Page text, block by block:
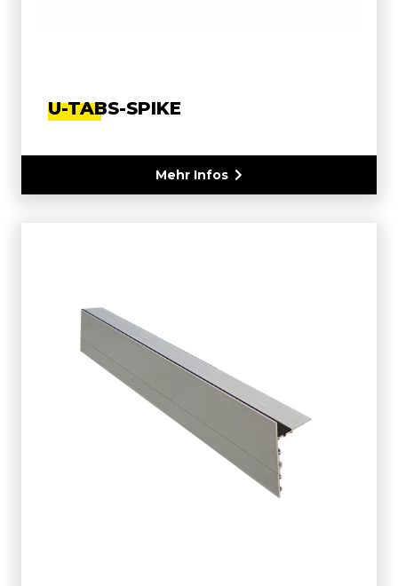
U-TABS-SPIKE
Mehr Infos